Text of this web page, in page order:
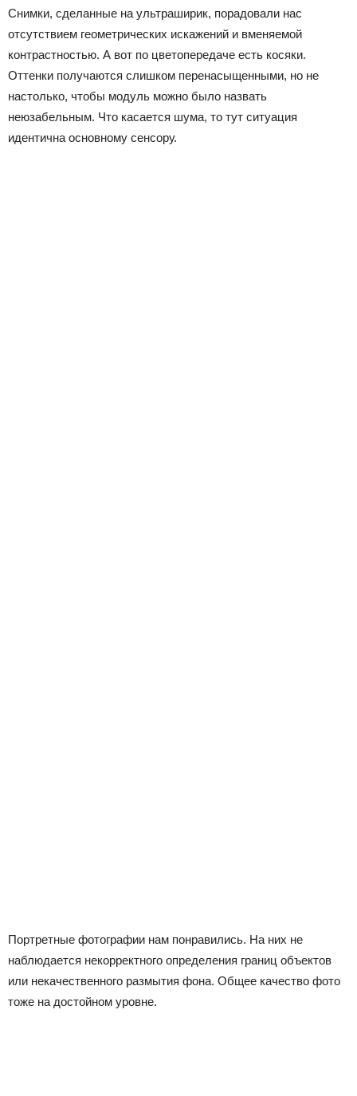
Снимки, сделанные на ультраширик, порадовали нас
отсутствием геометрических искажений и вменяемой
контрастностью. А вот по цветопередаче есть косяки.
Оттенки получаются слишком перенасыщенными, но не
настолько, чтобы модуль можно было назвать
неюзабельным. Что касается шума, то тут ситуация
идентична основному сенсору.
Портретные фотографии нам понравились. На них не
наблюдается некорректного определения границ объектов
или некачественного размытия фона. Общее качество фото
тоже на достойном уровне.